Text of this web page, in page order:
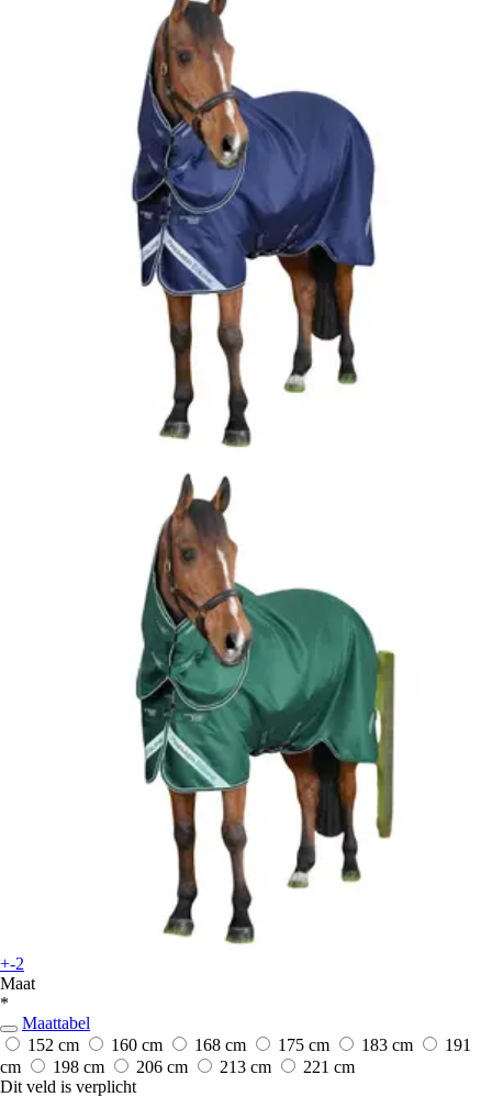
+-2
Maat
*
Maattabel
152 cm
160 cm 168 cm 175 cm 183 cm
191
cm
198 cm 206 cm 213 cm
221 cm
Dit veld is verplicht